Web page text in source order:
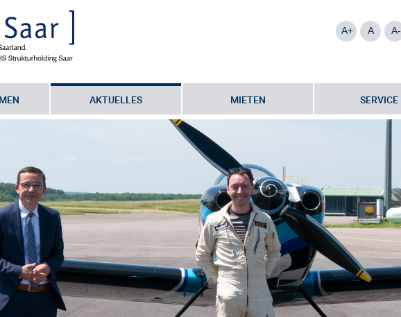
A+ A A-
AKTUELLES MIETEN SERVICE